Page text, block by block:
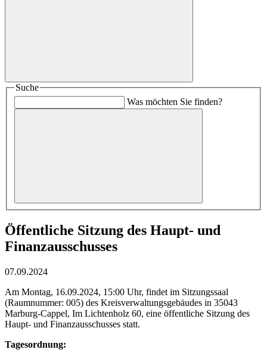
Suche
Was möchten Sie finden?
Öffentliche Sitzung des Haupt- und
Finanzausschusses
07.09.2024
Am Montag, 16.09.2024, 15:00 Uhr, findet im Sitzungssaal
(Raumnummer: 005) des Kreisverwaltungsgebäudes in 35043
Marburg-Cappel, Im Lichtenholz 60, eine öffentliche Sitzung des
Haupt- und Finanzausschusses statt.
Tagesordnung: